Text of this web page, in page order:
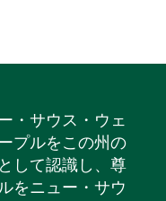
・サウス・ウェ
プルをこの州の
して認識し、尊
をニュー・サウ